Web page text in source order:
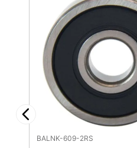
BALNK-609-2RS